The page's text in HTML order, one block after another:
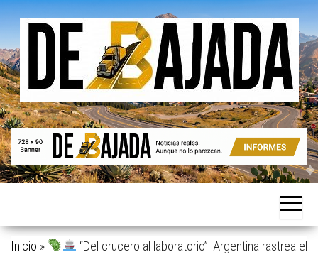
Saltar
contenido
De
Bajada
Noticias
Aunque
parezcan.
Inicio »
“Del crucero al laboratorio”: Argentina rastrea el